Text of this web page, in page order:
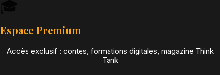
Espace Premium
Accès exclusif : contes, formations digitales, magazine Think
Tank